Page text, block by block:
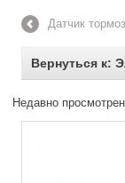
Датчик
Вернуться к:
Недавно